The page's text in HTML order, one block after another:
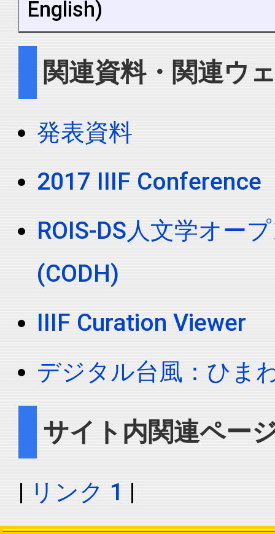
English)
関連資料・関連ウ
発表資料
2017 IIIF Conference
ROIS-DS人文学オー
(CODH)
IIIF Curation Viewer
デジタル台風：ひま
サイト内関連ペー
| リンク 1 |